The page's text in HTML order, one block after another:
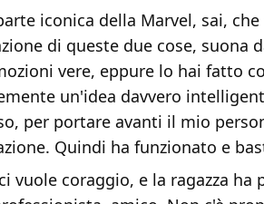
iconica della Marvel, sai, che
di queste due cose, suona
vere, eppure lo hai fatto
un'idea davvero
per portare avanti il ​​mio
Quindi ha funzionato e
vuole coraggio, e la ragazza ha